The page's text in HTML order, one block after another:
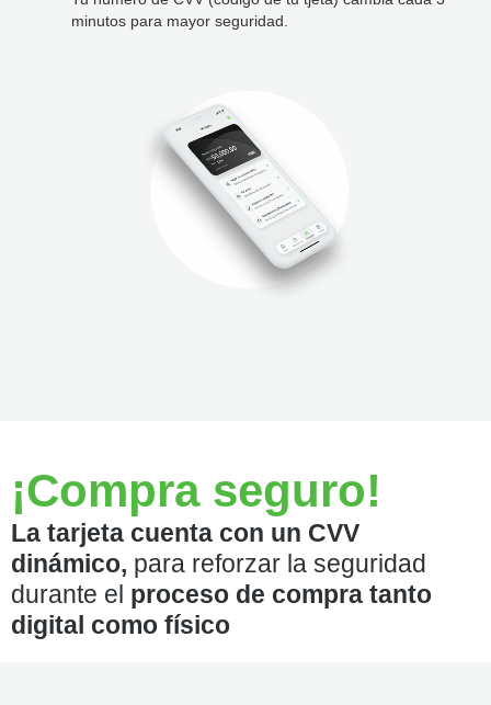
minutos para mayor seguridad.
¡Compra seguro!
La tarjeta cuenta con un CVV
dinámico, para reforzar la seguridad
durante el proceso de compra tanto
digital como físico